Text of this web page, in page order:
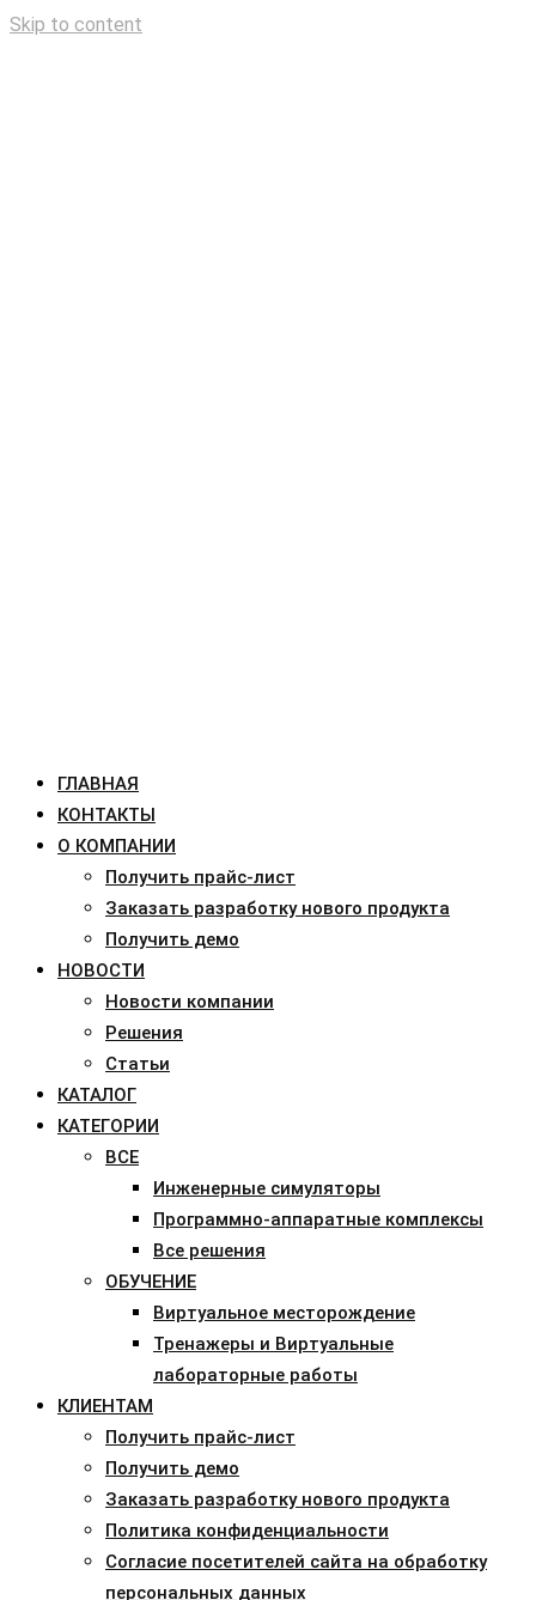
Skip to content
ГЛАВНАЯ
КОНТАКТЫ
О КОМПАНИИ
Получить прайс-лист
Заказать разработку нового продукта
Получить демо
НОВОСТИ
Новости компании
Решения
Статьи
КАТАЛОГ
КАТЕГОРИИ
ВСЕ
Инженерные симуляторы
Программно-аппаратные комплексы
Все решения
ОБУЧЕНИЕ
Виртуальное месторождение
Тренажеры и Виртуальные
лабораторные работы
КЛИЕНТАМ
Получить прайс-лист
Получить демо
Заказать разработку нового продукта
Политика конфиденциальности
Согласие посетителей сайта на обработку
персональных данных